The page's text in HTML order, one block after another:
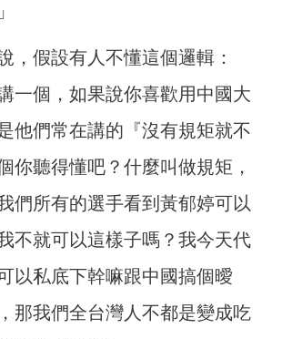
，假設有人不懂這個邏輯：
一個，如果說你喜歡用中國大
他們常在講的『沒有規矩就不
你聽得懂吧？什麼叫做規矩，
們所有的選手看到黃郁婷可以
不就可以這樣子嗎？我今天代
以私底下幹嘛跟中國搞個曖
那我們全台灣人不都是變成吃